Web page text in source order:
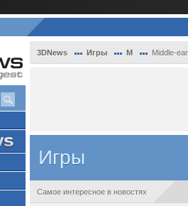
3DNews Игры M Middle-
Игры
Самое интересное в новостях